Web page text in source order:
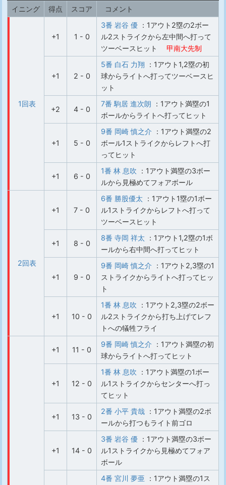
イニング
得点 スコア コメント
1回表
+1 1 - 0
3番 岩谷 優 ：1アウト2塁の2ボー
ル2ストライクから左中間へ打って
ツーベースヒット
甲南大先制
+1 2 - 0
5番 白石 力翔 ：1アウト1,2塁の初
球からライトへ打ってツーベースヒ
ット
+2 4 - 0
7番 駒居 進次朗 ：1アウト満塁の1
ボールからライトへ打ってヒット
+1 5 - 0
9番 岡崎 慎之介 ：1アウト満塁の2
ボール1ストライクからレフトへ打
ってヒット
+1 6 - 0
1番 林 息吹 ：1アウト満塁の3ボー
ルから見極めてフォアボール
2回表
+1 7 - 0
6番 勝股優太 ：1アウト1塁の1ボー
ル1ストライクからレフトへ打って
ツーベースヒット
+1 8 - 0
8番 寺岡 祥太 ：1アウト1,2塁の1ボ
ールから右中間へ打ってヒット
+1 9 - 0
9番 岡崎 慎之介 ：1アウト2,3塁の1
ストライクからライトへ打ってヒッ
ト
+1 10 - 0
1番 林 息吹 ：1アウト2,3塁の2ボー
ル2ストライクから打ち上げてレフ
トへの犠牲フライ
+1 11 - 0
9番 岡崎 慎之介 ：1アウト満塁の初
球からライトへ打ってヒット
+1 12 - 0
1番 林 息吹 ：1アウト満塁の1ボー
ル1ストライクからセンターへ打っ
てヒット
+1 13 - 0
2番 小平 貴哉 ：1アウト満塁の2ボ
ールから打つもライト前ゴロ
+1 14 - 0
3番 岩谷 優 ：1アウト満塁の3ボー
ル1ストライクから見極めてフォア
ボール
4番 宮川 夢亜 ：1アウト満塁の1ス